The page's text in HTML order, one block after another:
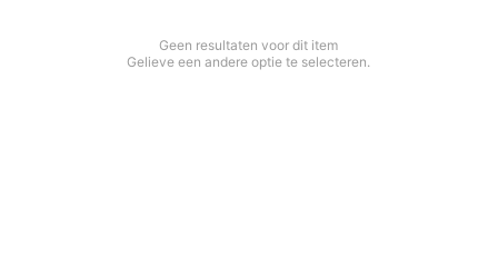
Geen resultaten voor dit item
Gelieve een andere optie te selecteren.